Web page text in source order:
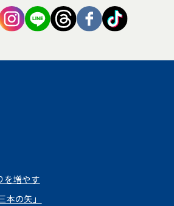
いタブで開く）
新しいタブで開く）
（新しいタブで開く）
（新しいタブで開く）
（新しいタブで開
（新しいタブ
（新しい
を増やす
の矢」